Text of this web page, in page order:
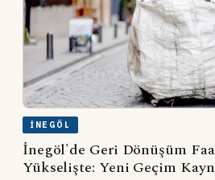
İNEGÖL
İnegöl'de Geri Dönüşüm
Yükselişte: Yeni Geçim